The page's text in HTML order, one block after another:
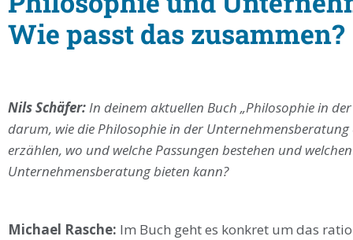
Wie passt das zusammen?
Nils Schäfer:In deinem aktuellen Buch „Philosophie in
darum, wie die Philosophie in der
erzählen, wo und welche Passungen bestehen und
Unternehmensberatung bieten kann?
Michael Rasche: Im Buch geht es konkret um das